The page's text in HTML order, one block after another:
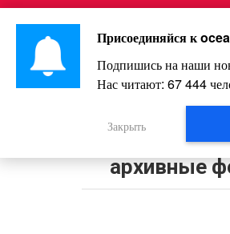
Перейти
контенту
Интересно и весело!
Синди Кроуфорд
Гербером 20 лет
свадьбы и
архивные
Присоединяйся к
Подпишись на наши
Нас читают: 67 444
Закрыть